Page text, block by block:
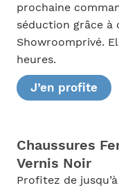
prochaine
séduction grâce à
Showroomprivé.
heures.
J’en profite
Chaussures
Vernis Noir
Profitez de